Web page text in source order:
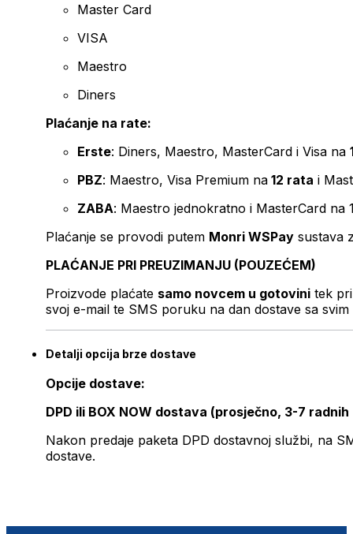
Master Card
VISA
Maestro
Diners
Plaćanje na rate:
Erste: Diners, Maestro, MasterCard i Visa na
PBZ: Maestro, Visa Premium na 12 rata i
ZABA: Maestro jednokratno i MasterCard na
Plaćanje se provodi putem Monri WSPay sustava
PLAĆANJE PRI PREUZIMANJU (POUZEĆEM)
Proizvode plaćate samo novcem u gotovini tek
svoj e-mail te SMS poruku na dan dostave sa svim
Detalji opcija brze dostave
Opcije dostave:
DPD ili BOX NOW dostava (prosječno, 3-7 radnih
Nakon predaje paketa DPD dostavnoj službi, na
dostave.